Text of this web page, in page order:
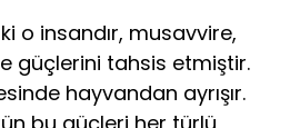
o insandır, musavvire,
güçlerini tahsis etmiştir.
hayvandan ayrışır.